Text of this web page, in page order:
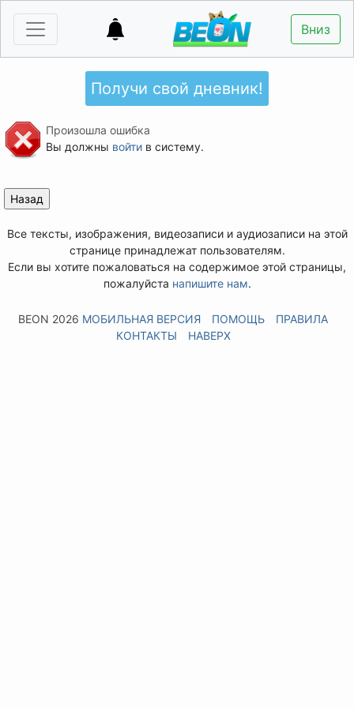
Вниз
Получи свой дневник!
Произошла ошибка
Вы должны войтив систему.
Все тексты, изображения, видеозаписи и аудиозаписи на этой
странице принадлежат пользователям.
Если вы хотите пожаловаться на содержимое этой страницы,
пожалуйста напишите нам.
BEON 2026 МОБИЛЬНАЯ ВЕРСИЯ ПОМОЩЬ
ПРАВИЛА
КОНТАКТЫ
НАВЕРХ